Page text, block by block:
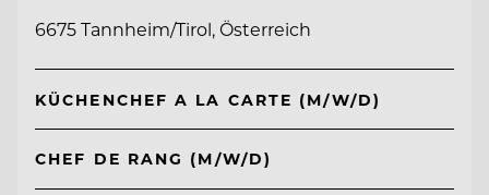
6675 Tannheim/Tirol, Österreich
KÜCHENCHEF A LA CARTE (M/W/D)
CHEF DE RANG (M/W/D)